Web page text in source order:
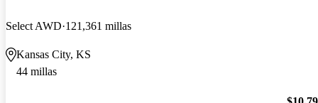
Select AWD 121,361 millas
Kansas City, KS
44 millas